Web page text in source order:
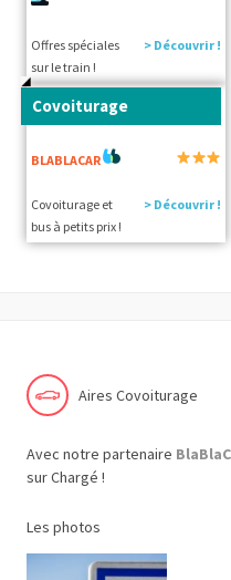
Offres spéciales
sur le train !
> Découvrir !
Covoiturage
BLABLACAR
Covoiturage et
bus à petits prix !
> Découvrir !
Aires Covoiturage
Avec notre partenaire
sur Chargé !
Les photos